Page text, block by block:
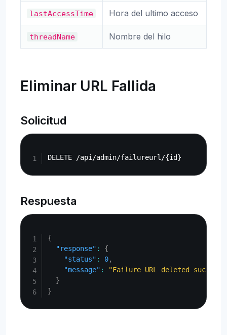
lastAccessTime Hora del ultimo acceso
threadName Nombre del hilo
Eliminar URL Fallida
Solicitud
Respuesta
{
"response" :
{
"status" : 0,
"message" :
"Failure URL deleted
}
}